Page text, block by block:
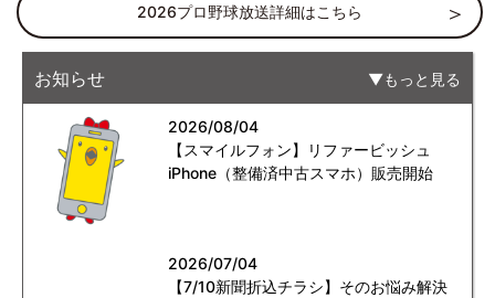
2026プロ野球放送詳細はこちら
お知らせ もっと見る
2026/08/04
【スマイルフォン】リファービッシュ
iPhone（整備済中古スマホ）販売開始
2026/07/04
【7/10新聞折込チラシ】そのお悩み解決